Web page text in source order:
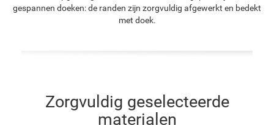
gespannen doeken: de randen zijn zorgvuldig afgewerkt en bedekt
met doek.
Zorgvuldig geselecteerde
materialen